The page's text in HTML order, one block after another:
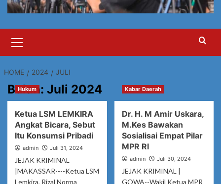
Menu
HOME 2024 JULI
Bulan: Juli 2024
Hukum
Ketua LSM LEMKIRA
Angkat Bicara, Sebut
Itu Konsumsi Pribadi
admin Juli 31, 2024
JEJAK KRIMINAL
|MAKASSAR----Ketua LSM
Lemkira, Rizal Norma
Kabar Daerah
Dr. H. M Amir Uskara,
M.Kes Bawakan
Sosialisai Empat Pilar
MPR RI
admin Juli 30, 2024
JEJAK KRIMINAL |
GOWA--Wakil Ketua MPR